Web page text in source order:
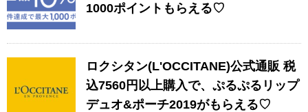
1000ポイントもらえる♡
ロクシタン(L'OCCITANE)公式通販 税
込7560円以上購入で、ぷるぷるリップ
デュオ&ポーチ2019がもらえる♡